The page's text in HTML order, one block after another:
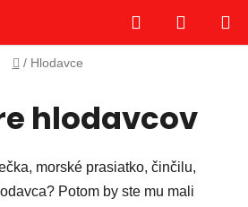
obsah
Hľadať
KOŠÍK
Domov
/ Hlodavce
hlodavcov
morské prasiatko, činčilu,
Potom by ste mu mali